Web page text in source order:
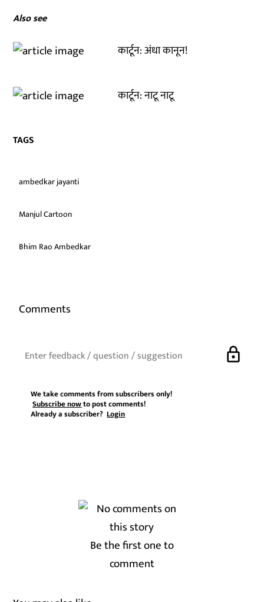
Also see
कार्टून: अंधा कानून!
कार्टून: नाटू नाटू
TAGS
ambedkar jayanti
Manjul Cartoon
Bhim Rao Ambedkar
Comments
lock
We take comments from subscribers only!
Subscribe nowto post comments!
Already a subscriber?Login
Be the first one to
comment